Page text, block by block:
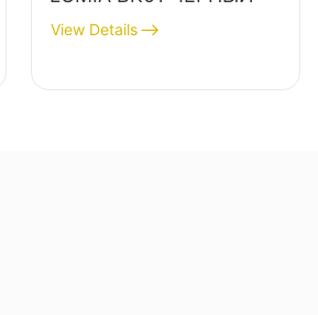
View Details